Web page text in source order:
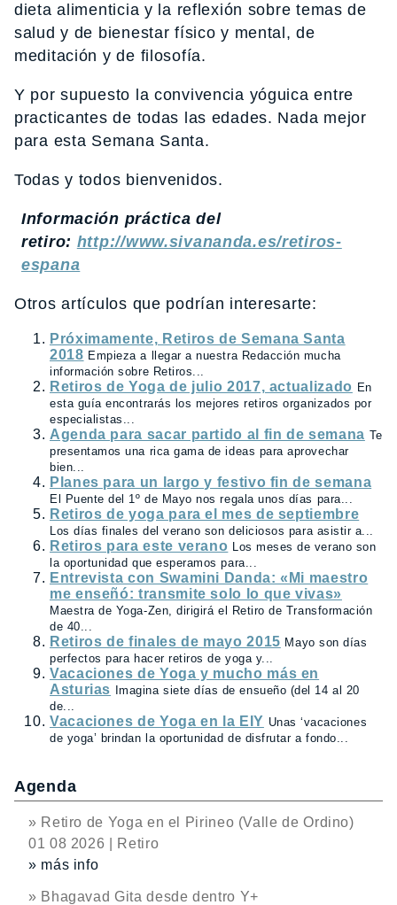
dieta alimenticia y la reflexión sobre temas de
salud y de bienestar físico y mental, de
meditación y de filosofía.
Y por supuesto la convivencia yóguica entre
practicantes de todas las edades. Nada mejor
para esta Semana Santa.
Todas y todos bienvenidos.
Información práctica del
retiro: http://www.sivananda.es/retiros-
espana
Otros artículos que podrían interesarte:
Próximamente, Retiros de Semana Santa
2018 Empieza a llegar a nuestra Redacción mucha
información sobre Retiros...
Retiros de Yoga de julio 2017, actualizado En
esta guía encontrarás los mejores retiros organizados por
especialistas...
Agenda para sacar partido al fin de semana Te
presentamos una rica gama de ideas para aprovechar
bien...
Planes para un largo y festivo fin de semana
El Puente del 1º de Mayo nos regala unos días para...
Retiros de yoga para el mes de septiembre
Los días finales del verano son deliciosos para asistir a...
Retiros para este verano
Los meses de verano son
la oportunidad que esperamos para...
Entrevista con Swamini Danda: «Mi maestro
me enseñó: transmite solo lo que vivas»
Maestra de Yoga-Zen, dirigirá el Retiro de Transformación
de 40...
Retiros de finales de mayo 2015 Mayo son días
perfectos para hacer retiros de yoga y...
Vacaciones de Yoga y mucho más en
Asturias
Imagina siete días de ensueño (del 14 al 20
de...
Vacaciones de Yoga en la EIY Unas ‘vacaciones
de yoga’ brindan la oportunidad de disfrutar a fondo...
Agenda
» Retiro de Yoga en el Pirineo (Valle de Ordino)
01 08 2026 | Retiro
» más info
» Bhagavad Gita desde dentro Y+